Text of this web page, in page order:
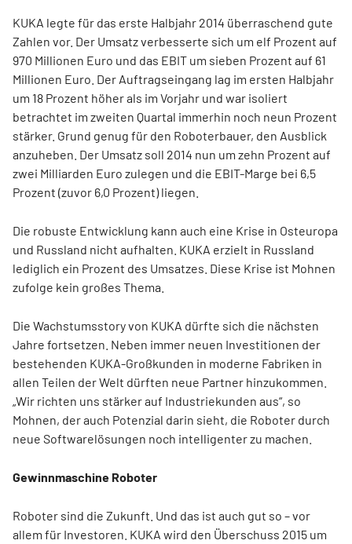
KUKA legte für das erste Halbjahr 2014 überraschend gute
Zahlen vor. Der Umsatz verbesserte sich um elf Prozent auf
970 Millionen Euro und das EBIT um sieben Prozent auf 61
Millionen Euro. Der Auftragseingang lag im ersten Halbjahr
um 18 Prozent höher als im Vorjahr und war isoliert
betrachtet im zweiten Quartal immerhin noch neun Prozent
stärker. Grund genug für den Roboterbauer, den Ausblick
anzuheben. Der Umsatz soll 2014 nun um zehn Prozent auf
zwei Milliarden Euro zulegen und die EBIT-Marge bei 6,5
Prozent (zuvor 6,0 Prozent) liegen.
Die robuste Entwicklung kann auch eine Krise in Osteuropa
und Russland nicht aufhalten. KUKA erzielt in Russland
lediglich ein Prozent des Umsatzes. Diese Krise ist Mohnen
zufolge kein großes Thema.
Die Wachstumsstory von KUKA dürfte sich die nächsten
Jahre fortsetzen. Neben immer neuen Investitionen der
bestehenden KUKA-Großkunden in moderne Fabriken in
allen Teilen der Welt dürften neue Partner hinzukommen.
„Wir richten uns stärker auf Industriekunden aus“, so
Mohnen, der auch Potenzial darin sieht, die Roboter durch
neue Softwarelösungen noch intelligenter zu machen.
Gewinnmaschine Roboter
Roboter sind die Zukunft. Und das ist auch gut so – vor
allem für Investoren. KUKA wird den Überschuss 2015 um